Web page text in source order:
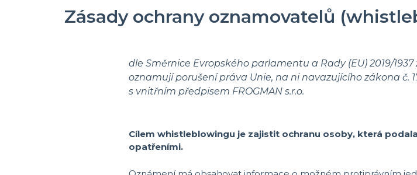
Zásady ochrany oznamovatelů
dle Směrnice Evropského parlamentu a Rady (EU) 2019/
oznamují porušení práva Unie, na ni navazujícího zákona č.
s vnitřním předpisem FROGMAN s.r.o.
Cílem whistleblowingu je zajistit ochranu osoby, která
opatřeními.